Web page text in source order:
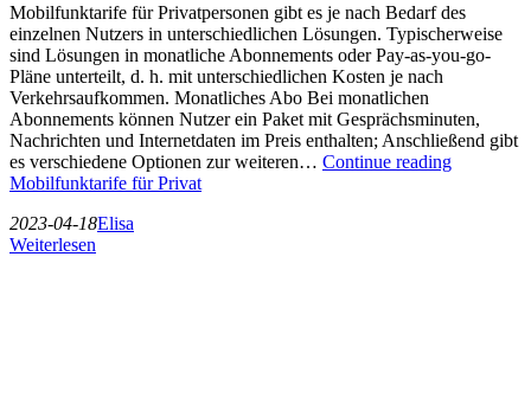
Mobilfunktarife für Privatpersonen gibt es je nach Bedarf des
einzelnen Nutzers in unterschiedlichen Lösungen. Typischerweise
sind Lösungen in monatliche Abonnements oder Pay-as-you-go-
Pläne unterteilt, d. h. mit unterschiedlichen Kosten je nach
Verkehrsaufkommen. Monatliches Abo Bei monatlichen
Abonnements können Nutzer ein Paket mit Gesprächsminuten,
Nachrichten und Internetdaten im Preis enthalten; Anschließend gibt
es verschiedene Optionen zur weiteren… Continue reading
Mobilfunktarife für Privat
2023-04-18Elisa
Weiterlesen